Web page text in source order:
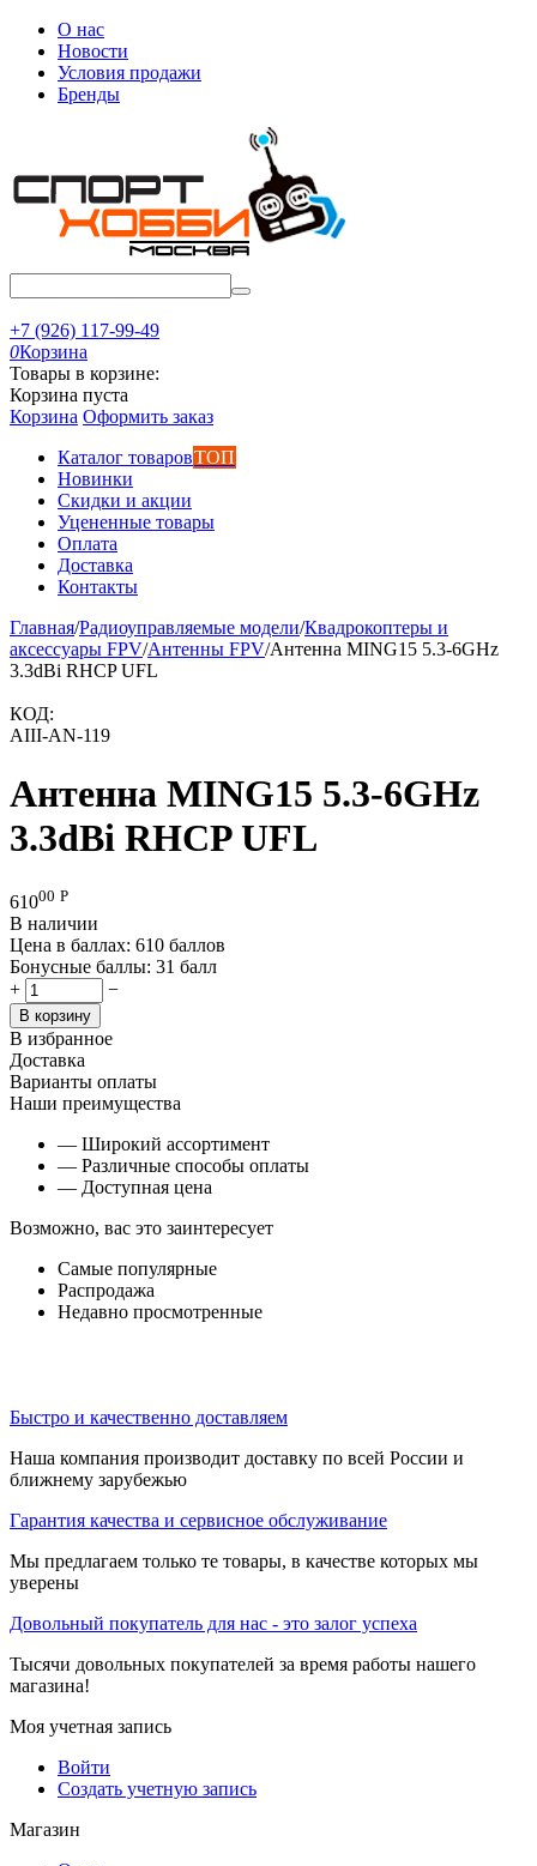
О нас
Новости
Условия продажи
Бренды
+7 (926) 117-99-49
0Корзина
Товары в корзине:
Корзина пуста
Корзина Оформить заказ
Каталог товаровТОП
Новинки
Скидки и акции
Уцененные товары
Оплата
Доставка
Контакты
Главная/Радиоуправляемые модели/Квадрокоптеры и
аксессуары FPV/Антенны FPV/Антенна MING15 5.3-6GHz
3.3dBi RHCP UFL
КОД:
AIII-AN-119
Антенна MING15 5.3-6GHz
3.3dBi RHCP UFL
61000 Р
В наличии
Цена в баллах: 610 баллов
Бонусные баллы: 31 балл
+
−
В корзину
В избранное
Доставка
Варианты оплаты
Наши преимущества
— Широкий ассортимент
— Различные способы оплаты
— Доступная цена
Возможно, вас это заинтересует
Самые популярные
Распродажа
Недавно просмотренные
Быстро и качественно доставляем
Наша компания производит доставку по всей России и
ближнему зарубежью
Гарантия качества и сервисное обслуживание
Мы предлагаем только те товары, в качестве которых мы
уверены
Довольный покупатель для нас - это залог успеха
Тысячи довольных покупателей за время работы нашего
магазина!
Моя учетная запись
Войти
Создать учетную запись
Магазин